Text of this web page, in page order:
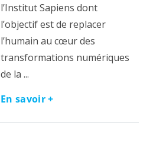
l’Institut Sapiens dont
l’objectif est de replacer
l’humain au cœur des
transformations numériques
de la ...
En savoir +